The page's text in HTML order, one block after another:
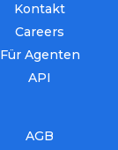
Kontakt
Careers
Für Agenten
API
AGB